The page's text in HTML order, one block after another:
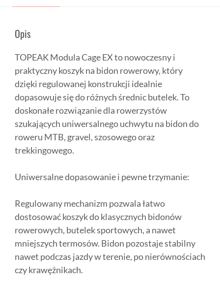
Opis
TOPEAK Modula Cage EX to nowoczesny i
praktyczny koszyk na bidon rowerowy, który
dzięki regulowanej konstrukcji idealnie
dopasowuje się do różnych średnic butelek. To
doskonałe rozwiązanie dla rowerzystów
szukających uniwersalnego uchwytu na bidon do
roweru MTB, gravel, szosowego oraz
trekkingowego.
Uniwersalne dopasowanie i pewne trzymanie:
Regulowany mechanizm pozwala łatwo
dostosować koszyk do klasycznych bidonów
rowerowych, butelek sportowych, a nawet
mniejszych termosów. Bidon pozostaje stabilny
nawet podczas jazdy w terenie, po nierównościach
czy krawężnikach.